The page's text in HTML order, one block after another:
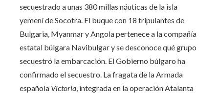
secuestrado a unas 380 millas náuticas de la isla
yemení de Socotra. El buque con 18 tripulantes de
Bulgaria, Myanmar y Angola pertenece a la compañía
estatal búlgara Navibulgar y se desconoce qué grupo
secuestró la embarcación. El Gobierno búlgaro ha
confirmado el secuestro. La fragata de la Armada
española Victoria , integrada en la operación Atalanta